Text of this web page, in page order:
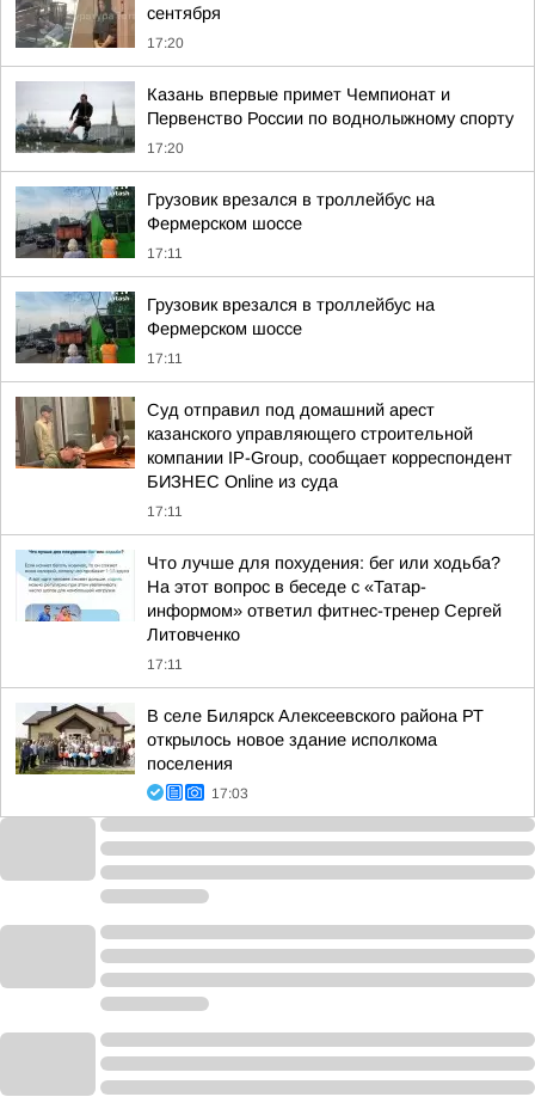
сентября
17:20
Казань впервые примет Чемпионат и
Первенство России по воднолыжному спорту
17:20
Грузовик врезался в троллейбус на
Фермерском шоссе
17:11
Грузовик врезался в троллейбус на
Фермерском шоссе
17:11
Суд отправил под домашний арест
казанского управляющего строительной
компании IP-Group, сообщает корреспондент
БИЗНЕС Online из суда
17:11
Что лучше для похудения: бег или ходьба?
На этот вопрос в беседе с «Татар-
информом» ответил фитнес-тренер Сергей
Литовченко
17:11
В селе Билярск Алексеевского района РТ
открылось новое здание исполкома
поселения
17:03